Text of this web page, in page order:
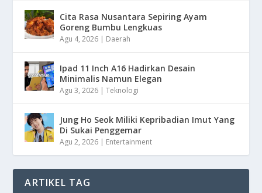
Cita Rasa Nusantara Sepiring Ayam
Goreng Bumbu Lengkuas
Agu 4, 2026 | Daerah
Ipad 11 Inch A16 Hadirkan Desain
Minimalis Namun Elegan
Agu 3, 2026 |Teknologi
Jung Ho Seok Miliki Kepribadian Imut Yang
Di Sukai Penggemar
Agu 2, 2026 | Entertainment
ARTIKEL TAG